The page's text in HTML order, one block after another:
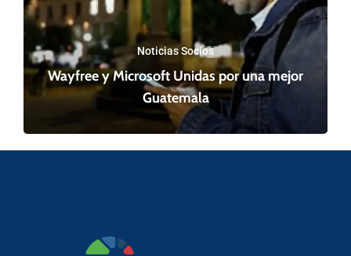
Noticias Socios
Wayfree y Microsoft Unidas por una mejor
Guatemala